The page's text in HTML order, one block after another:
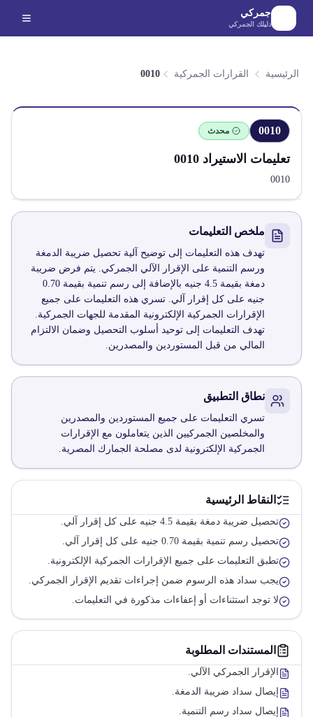
الانتقال إلى المحتوى الرئيسي
جمركي
دليلك الجمركي
الرئيسية القرارات الجمركية 0010
0010 محدث
تعليمات الاستيراد 0010
0010
ملخص التعليمات
تهدف هذه التعليمات إلى توضيح آلية تحصيل ضريبة الدمغة
ورسم التنمية على الإقرار الآلي الجمركي. يتم فرض ضريبة
دمغة بقيمة 4.5 جنيه بالإضافة إلى رسم تنمية بقيمة 0.70
جنيه على كل إقرار آلي. تسري هذه التعليمات على جميع
الإقرارات الجمركية الإلكترونية المقدمة للجهات الجمركية.
تهدف التعليمات إلى توحيد أسلوب التحصيل وضمان الالتزام
المالي من قبل المستوردين والمصدرين.
نطاق التطبيق
تسري التعليمات على جميع المستوردين والمصدرين
والمخلصين الجمركيين الذين يتعاملون مع الإقرارات
الجمركية الإلكترونية لدى مصلحة الجمارك المصرية.
النقاط الرئيسية
تحصيل ضريبة دمغة بقيمة 4.5 جنيه على كل إقرار آلي.
تحصيل رسم تنمية بقيمة 0.70 جنيه على كل إقرار آلي.
تطبق التعليمات على جميع الإقرارات الجمركية الإلكترونية.
يجب سداد هذه الرسوم ضمن إجراءات تقديم الإقرار الجمركي.
لا توجد استثناءات أو إعفاءات مذكورة في التعليمات.
المستندات المطلوبة
الإقرار الجمركي الآلي.
إيصال سداد ضريبة الدمغة.
إيصال سداد رسم التنمية.